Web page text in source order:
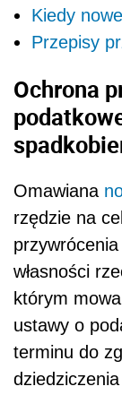
Kiedy
Przepisy
Ochrona
Omawiana
rzędzie na
własności
którym
ustawy o
terminu do